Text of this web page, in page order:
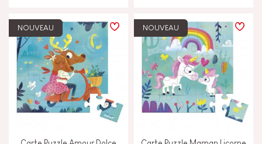
NOUVEAU NOUVEAU